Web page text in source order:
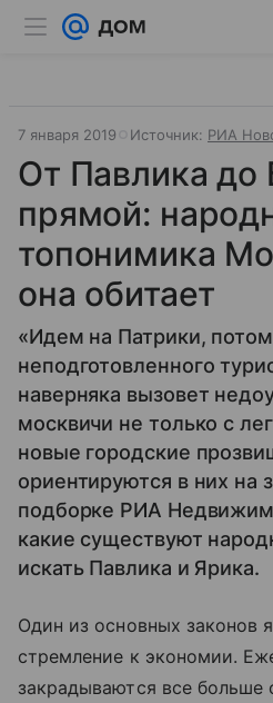
7 января 2019 Источник: РИА
От Павлика до
прямой:
топонимика
она обитает
«Идем на Патрики,
неподготовленного
наверняка вызовет
москвичи не только с
новые городские
ориентируются в них на
подборке РИА
какие существуют
искать Павлика и Ярика.
Один из основных законов
стремление к экономии.
закрадываются все больше